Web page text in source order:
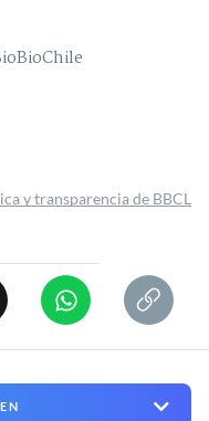
y transparencia de BBCL